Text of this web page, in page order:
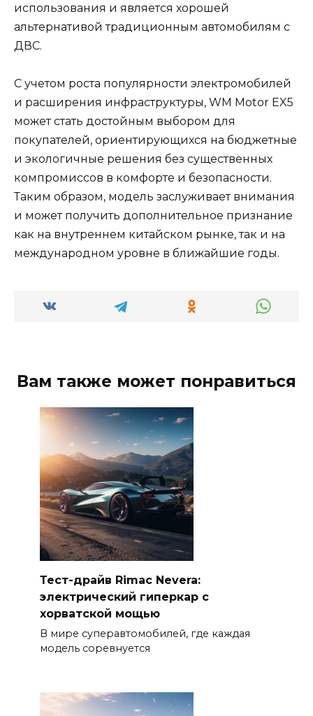
использования и является хорошей
альтернативой традиционным автомобилям с
ДВС.
С учетом роста популярности электромобилей
и расширения инфраструктуры, WM Motor EX5
может стать достойным выбором для
покупателей, ориентирующихся на бюджетные
и экологичные решения без существенных
компромиссов в комфорте и безопасности.
Таким образом, модель заслуживает внимания
и может получить дополнительное признание
как на внутреннем китайском рынке, так и на
международном уровне в ближайшие годы.
Вам также может понравиться
Тест-драйв Rimac Nevera:
электрический гиперкар с
хорватской мощью
В мире суперавтомобилей, где каждая
модель соревнуется